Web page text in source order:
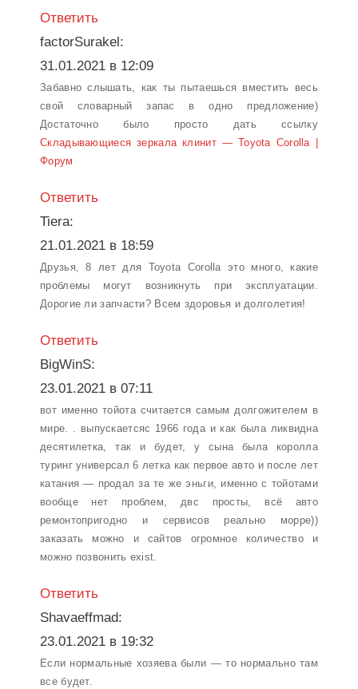
Ответить
factorSurakel:
31.01.2021 в 12:09
Забавно слышать, как ты пытаешься вместить весь
свой словарный запас в одно предложение)
Достаточно было просто дать ссылку
Складывающиеся зеркала клинит — Toyota Corolla |
Форум
Ответить
Tiera:
21.01.2021 в 18:59
Друзья, 8 лет для Toyota Corolla это много, какие
проблемы могут возникнуть при эксплуатации.
Дорогие ли запчасти? Всем здоровья и долголетия!
Ответить
BigWinS:
23.01.2021 в 07:11
вот именно тойота считается самым долгожителем в
мире. . выпускаетсяс 1966 года и как была ликвидна
десятилетка, так и будет, у сына была королла
туринг универсал 6 летка как первое авто и после лет
катания — продал за те же эньги, именно с тойотами
вообще нет проблем, двс просты, всё авто
ремонтопригодно и сервисов реально морре))
заказать можно и сайтов огромное количество и
можно позвонить exist.
Ответить
Shavaeffmad:
23.01.2021 в 19:32
Если нормальные хозяева были — то нормально там
все будет.